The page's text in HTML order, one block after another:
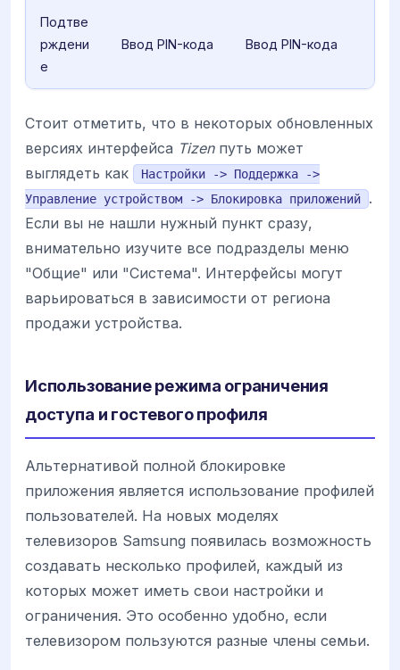
Подтве
рждени
е
Ввод PIN-кода Ввод PIN-кода
Стоит отметить, что в некоторых обновленных
версиях интерфейса Tizenпуть может
выглядеть как
Настройки -> Поддержка ->
Управление устройством -> Блокировка приложений
.
Если вы не нашли нужный пункт сразу,
внимательно изучите все подразделы меню
"Общие" или "Система". Интерфейсы могут
варьироваться в зависимости от региона
продажи устройства.
Использование режима ограничения
доступа и гостевого профиля
Альтернативой полной блокировке
приложения является использование профилей
пользователей. На новых моделях
телевизоров Samsung появилась возможность
создавать несколько профилей, каждый из
которых может иметь свои настройки и
ограничения. Это особенно удобно, если
телевизором пользуются разные члены семьи.